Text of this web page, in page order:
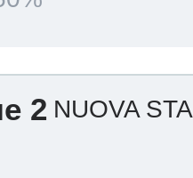
2 NUOVA